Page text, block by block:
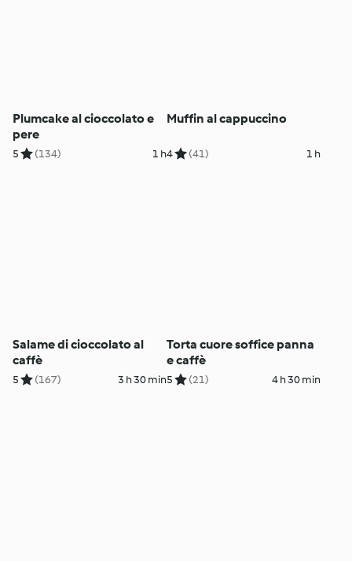
Plumcake al cioccolato e
pere
5 (134) 1 h
Muffin al cappuccino
4 (41) 1 h
Salame di cioccolato al
caffè
5 (167) 3 h 30 min
Torta cuore soffice panna
e caffè
5 (21) 4 h 30 min